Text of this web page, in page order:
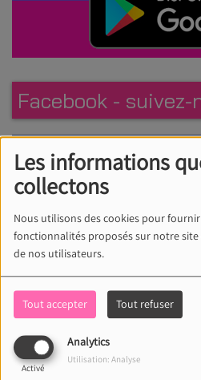
Les informations
collectons
Nous utilisons des cookies pour fournir
fonctionnalités proposés sur notre
de nos utilisateurs.
Tout accepter Tout refuser
Analytics
Activé
Utilisation: Analyse
Facebook - suivez-